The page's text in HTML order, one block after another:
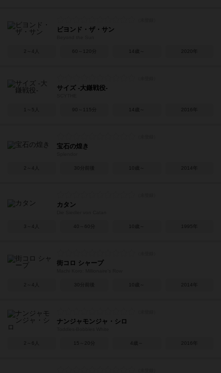
ビヨンド・ザ・サン
2～4人 60～120分 14歳～ 2020年
サイズ -大鎌戦役-
1～5人 90～115分 14歳～ 2016年
宝石の煌き
2～4人 30分前後 10歳～ 2014年
カタン
3～4人 40～60分 10歳～ 1995年
街コロ シャープ
2～4人 30分前後 10歳～ 2014年
ナンジャモンジャ・シロ
2～6人 15～20分 4歳～ 2016年